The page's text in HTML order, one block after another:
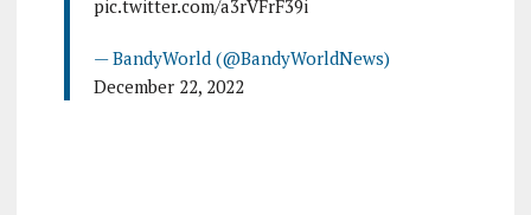
pic.twitter.com/a3rVFrF39i
— BandyWorld (@BandyWorldNews)
December 22, 2022